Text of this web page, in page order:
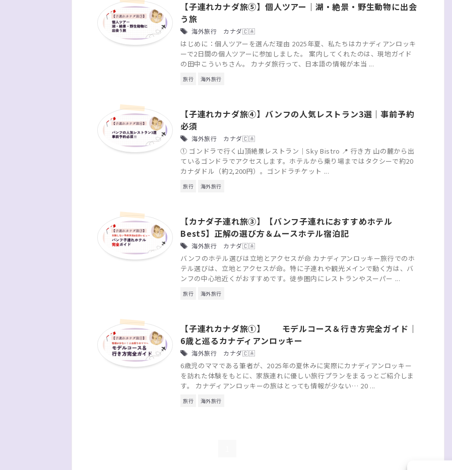
【子連れカナダ旅⑤】個人ツアー｜湖・絶景・野生動物に出会
う旅
海外旅行 カナダ🇨🇦
はじめに：個人ツアーを選んだ理由 2025年夏、私たちはカナディアンロッキ
ーで2日間の個人ツアーに参加しました。 案内してくれたのは、現地ガイド
の田中こういちさん。 カナダ旅行って、日本語の情報が本当 ...
旅行 海外旅行
【子連れカナダ旅④】バンフの人気レストラン3選｜事前予約
必須
海外旅行 カナダ🇨🇦
① ゴンドラで行く山頂絶景レストラン｜Sky Bistro 📍 行き方 山の麓から出
ているゴンドラでアクセスします。ホテルから乗り場まではタクシーで約20
カナダドル（約2,200円）。ゴンドラチケット ...
旅行 海外旅行
【カナダ子連れ旅③】【バンフ子連れにおすすめホテル
Best5】正解の選び方＆ムースホテル宿泊記
海外旅行 カナダ🇨🇦
バンフのホテル選びは立地とアクセスが命 カナディアンロッキー旅行でのホ
テル選びは、立地とアクセスが命。特に子連れや観光メインで動く方は、バ
ンフの中心地近くがおすすめです。徒歩圏内にレストランやスーパー ...
旅行 海外旅行
【子連れカナダ旅①】 モデルコース＆行き方完全ガイド｜
6歳と巡るカナディアンロッキー
海外旅行 カナダ🇨🇦
6歳児のママである筆者が、2025年の夏休みに実際にカナディアンロッキー
を訪れた体験をもとに、家族連れに優しい旅行プランをまるっとご紹介しま
す。 カナディアンロッキーの旅はとっても情報が少ない… 20 ...
旅行 海外旅行